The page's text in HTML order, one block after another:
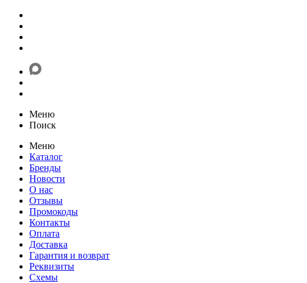
Меню
Поиск
Меню
Каталог
Бренды
Новости
О нас
Отзывы
Промокоды
Контакты
Оплата
Доставка
Гарантия и возврат
Реквизиты
Схемы